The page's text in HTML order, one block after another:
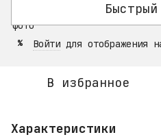
% Войти для отображения
В избранное
Характеристики